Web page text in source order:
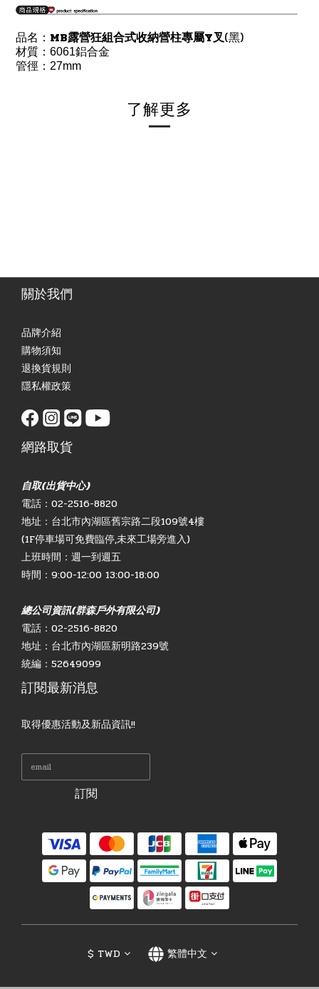
品名： MB露營狂組合式收納營柱專屬Y叉(黑)
材質： 6061鋁合金
管徑：27mm
了解更多
關於我們
品牌介紹
購物須知
退換貨規則
隱私權政策
網路取貨
自取(出貨中心)
電話：02-2516-8820
地址：台北市內湖區舊宗路二段109號4樓
(1F停車場可免費臨停,未來工場旁進入)
上班時間：週一到週五
時間：9:00-12:00 13:00-18:00
總公司資訊(群森戶外有限公司)
電話：02-2516-8820
地址：台北市內湖區新明路239號
統編：52649099
訂閱最新消息
取得優惠活動及新品資訊!!
訂閱
$ TWD 繁體中文